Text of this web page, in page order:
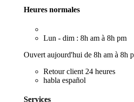
Heures normales
Lun - dim : 8h am à 8h pm
Ouvert aujourd'hui de 8h am à 8h
Retour client 24 heures
habla español
Services